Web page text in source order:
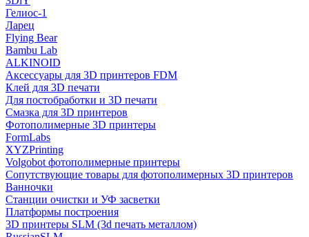
Гелиос-1
Ларец
Flying Bear
Bambu Lab
ALKINOID
Аксессуары для 3D принтеров FDM
Клей для 3D печати
Для постобработки и 3D печати
Смазка для 3D принтеров
Фотополимерные 3D принтеры
FormLabs
XYZPrinting
Volgobot фотополимерные принтеры
Сопутствующие товары для фотополимерных 3D принтеров
Ванночки
Станции очистки и УФ засветки
Платформы построения
3D принтеры SLM (3d печать металлом)